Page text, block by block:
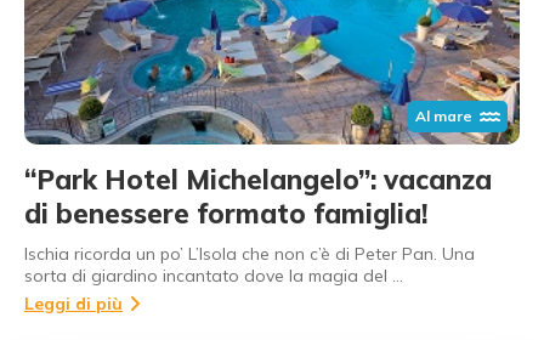
Al mare
“Park Hotel Michelangelo”: vacanza
di benessere formato famiglia!
Ischia ricorda un po’ L’Isola che non c’è di Peter Pan. Una
sorta di giardino incantato dove la magia del …
Leggi di più